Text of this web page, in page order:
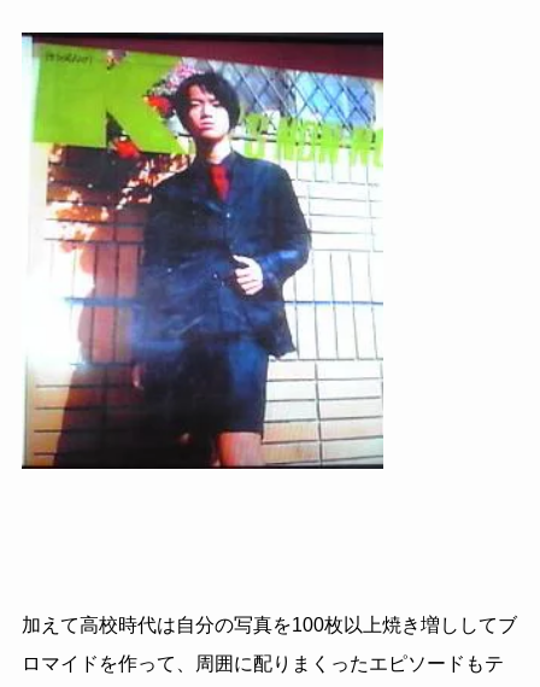
加えて高校時代は自分の写真を100枚以上焼き増ししてブ
ロマイドを作って、周囲に配りまくったエピソードもテ